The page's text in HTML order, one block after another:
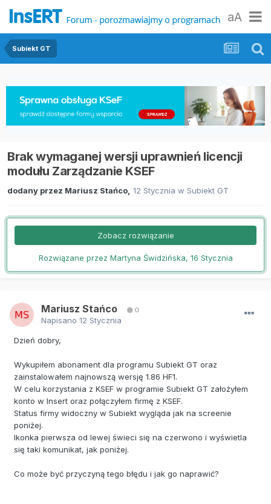
aA
Subiekt GT
Brak wymaganej wersji uprawnień licencji
modułu Zarządzanie KSEF
dodany przez Mariusz Stańco 12 Stycznia w Subiekt GT
Zobacz rozwiązanie
Rozwiązane przez Martyna Świdzińska, 16 Stycznia
Mariusz Stańco 0
Napisano 12 Stycznia
Dzień dobry,
Wykupiłem abonament dla programu Subiekt GT oraz
zainstalowałem najnowszą wersję 1.86 HF1.
W celu korzystania z KSEF w programie Subiekt GT założyłem
konto w Insert oraz połączyłem firmę z KSEF.
Status firmy widoczny w Subiekt wygląda jak na screenie
poniżej.
Ikonka pierwsza od lewej świeci się na czerwono i wyświetla
się taki komunikat, jak poniżej.
Co może być przyczyną tego błędu i jak go naprawić?